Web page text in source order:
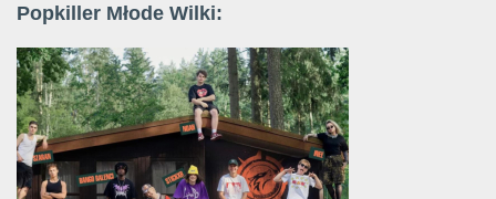
Popkiller Młode Wilki: